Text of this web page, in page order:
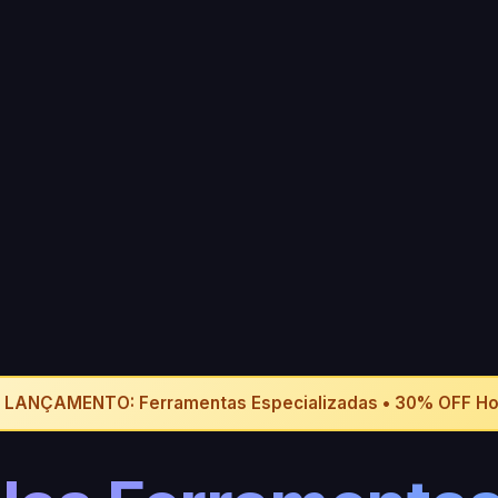
LANÇAMENTO: Ferramentas Especializadas • 30% OFF